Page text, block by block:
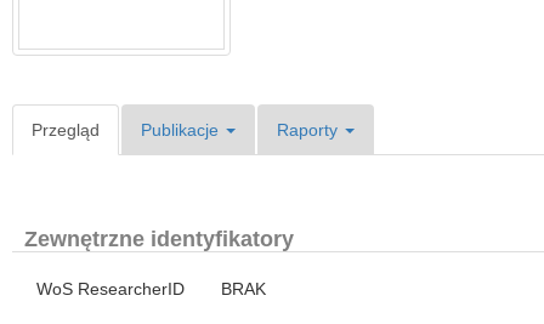
Przegląd Publikacje Raporty
Zewnętrzne identyfikatory
WoS ResearcherID BRAK